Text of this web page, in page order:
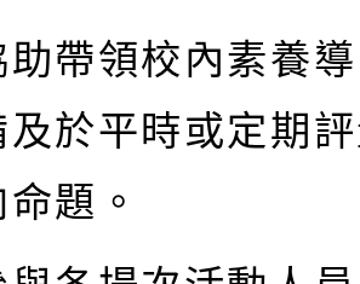
助帶領校內素養
及於平時或定期
題。